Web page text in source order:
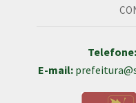
Telefone:
E-mail: